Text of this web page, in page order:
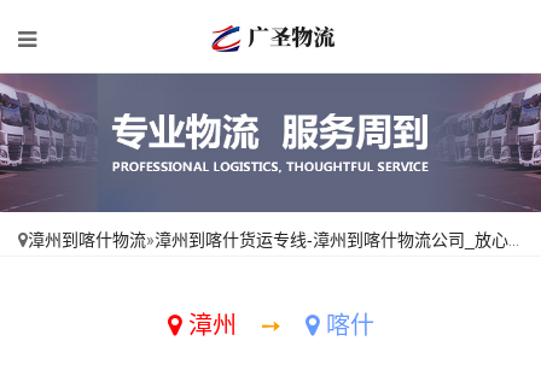
漳州到喀什物流»漳州到喀什货运专线-漳州到喀什物流公司_放心物流「每日发车」
漳州 ➙ 喀什